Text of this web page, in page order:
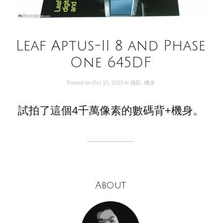
Leaf Aptus-II 8 and Phase
One 645DF
Posted on Oct 15, 2010 in 攝影 機身
試拍了這個4千萬像素的數碼背+機身。
About